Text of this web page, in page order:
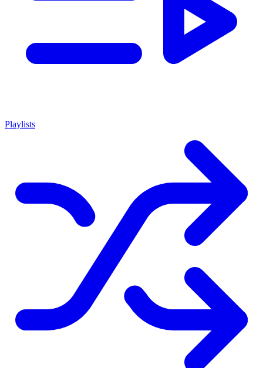
Playlists